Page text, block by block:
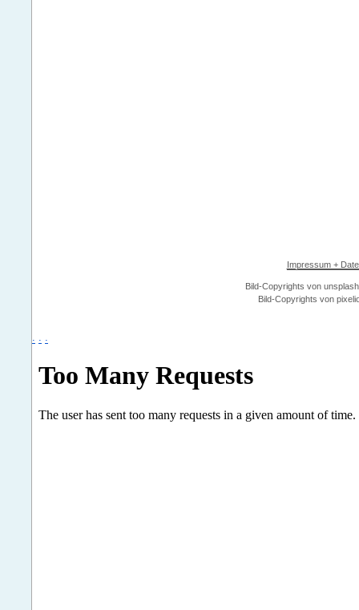
Impressum +
Bild-Copyrights von
Bild-Copyrights von